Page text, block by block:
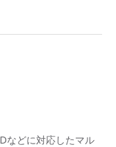
などに対応したマル